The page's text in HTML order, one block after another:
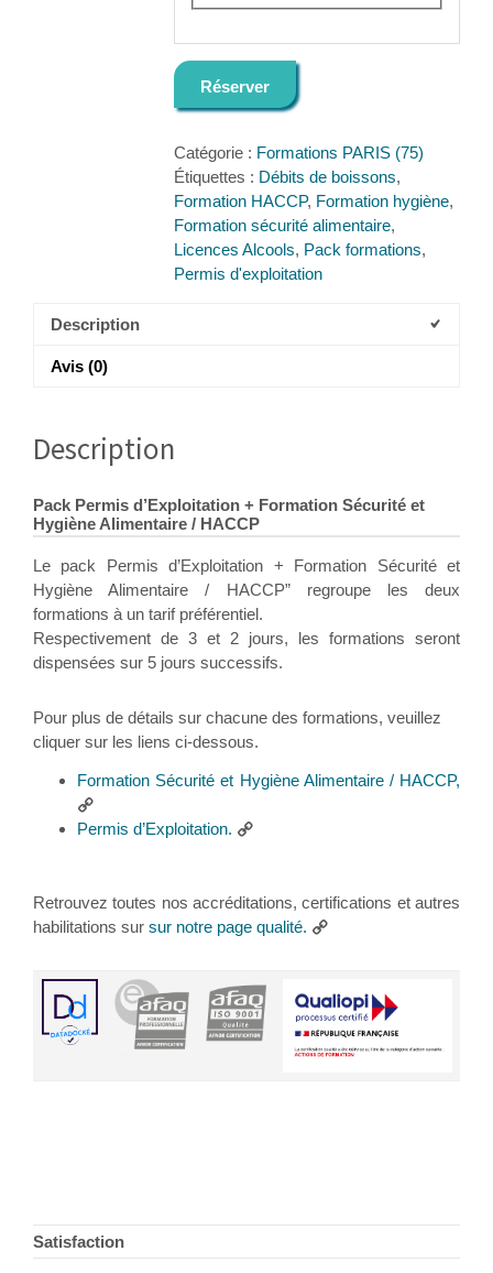
Réserver
Catégorie : Formations PARIS (75)
Étiquettes : Débits de boissons,
Formation HACCP, Formation hygiène,
Formation sécurité alimentaire,
Licences Alcools, Pack formations,
Permis d'exploitation
Description
Avis (0)
Description
Pack Permis d’Exploitation + Formation Sécurité et
Hygiène Alimentaire / HACCP
Le pack Permis d’Exploitation + Formation Sécurité et
Hygiène Alimentaire / HACCP” regroupe les deux
formations à un tarif préférentiel.
Respectivement de 3 et 2 jours, les formations seront
dispensées sur 5 jours successifs.
Pour plus de détails sur chacune des formations, veuillez
cliquer sur les liens ci-dessous.
Formation Sécurité et Hygiène Alimentaire / HACCP,
Permis d’Exploitation.
Retrouvez toutes nos accréditations, certifications et autres
habilitations sur sur notre page qualité.
Footer
Satisfaction